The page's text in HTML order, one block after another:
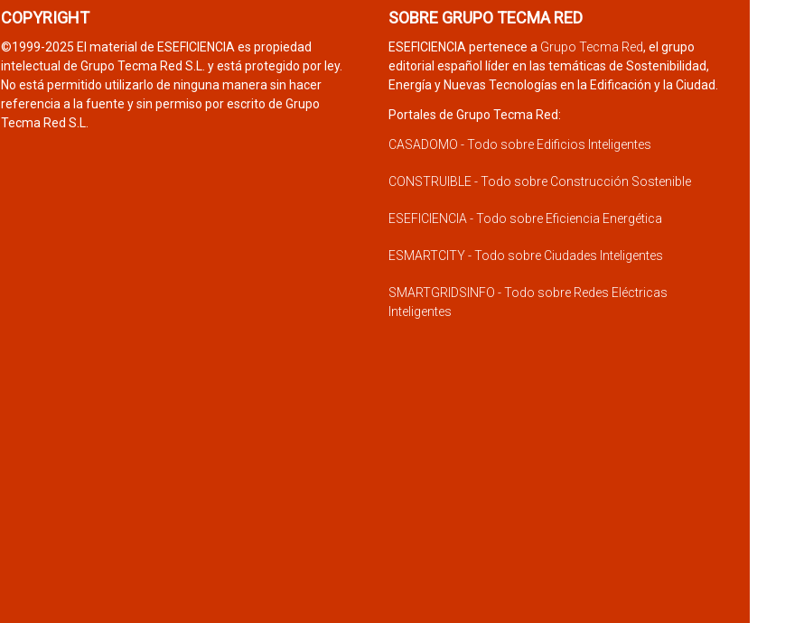
COPYRIGHT
©1999-2025 El material de ESEFICIENCIA es propiedad
intelectual de Grupo Tecma Red S.L. y está protegido por ley.
No está permitido utilizarlo de ninguna manera sin hacer
referencia a la fuente y sin permiso por escrito de Grupo
Tecma Red S.L.
SOBRE GRUPO TECMA RED
ESEFICIENCIA pertenece a Grupo Tecma Red, el grupo
editorial español líder en las temáticas de Sostenibilidad,
Energía y Nuevas Tecnologías en la Edificación y la Ciudad.
Portales de Grupo Tecma Red:
CASADOMO - Todo sobre Edificios Inteligentes
CONSTRUIBLE - Todo sobre Construcción Sostenible
ESEFICIENCIA - Todo sobre Eficiencia Energética
ESMARTCITY - Todo sobre Ciudades Inteligentes
SMARTGRIDSINFO - Todo sobre Redes Eléctricas
Inteligentes